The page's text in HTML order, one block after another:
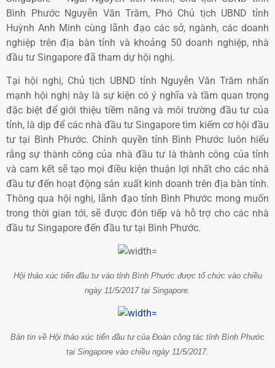
Bình Phước Nguyễn Văn Trăm, Phó Chủ tịch UBND tỉnh
Huỳnh Anh Minh cùng lãnh đạo các sở, ngành, các doanh
nghiệp trên địa bàn tỉnh và khoảng 50 doanh nghiệp, nhà
đầu tư Singapore đã tham dự hội nghị.
Tại hội nghị, Chủ tịch UBND tỉnh Nguyễn Văn Trăm nhấn
mạnh hội nghị này là sự kiện có ý nghĩa và tầm quan trọng
đặc biệt để giới thiệu tiềm năng và môi trường đầu tư của
tỉnh, là dịp để các nhà đầu tư Singapore tìm kiếm cơ hội đầu
tư tại Bình Phước. Chính quyền tỉnh Bình Phước luôn hiểu
rằng sự thành công của nhà đầu tư là thành công của tỉnh
và cam kết sẽ tạo mọi điều kiện thuận lợi nhất cho các nhà
đầu tư đến hoạt động sản xuất kinh doanh trên địa bàn tỉnh.
Thông qua hội nghị, lãnh đạo tỉnh Bình Phước mong muốn
trong thời gian tới, sẽ được đón tiếp và hỗ trợ cho các nhà
đầu tư Singapore đến đầu tư tại Bình Phước.
Hội thảo xúc tiến đầu tư vào tỉnh Bình Phước được tổ chức vào chiều
ngày 11/5/2017 tại Singapore.
Bản tin về Hội thảo xúc tiến đầu tư của Đoàn công tác tỉnh Bình Phước
tại Singapore vào chiều ngày 11/5/2017.